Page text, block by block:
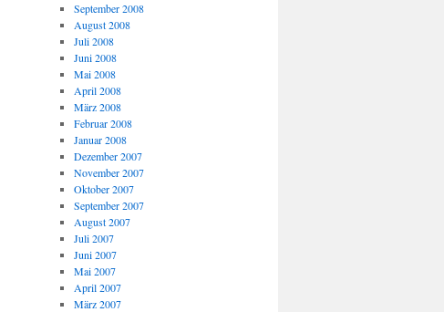
September 2008
August 2008
Juli 2008
Juni 2008
Mai 2008
April 2008
März 2008
Februar 2008
Januar 2008
Dezember 2007
November 2007
Oktober 2007
September 2007
August 2007
Juli 2007
Juni 2007
Mai 2007
April 2007
März 2007